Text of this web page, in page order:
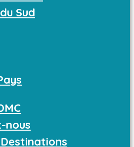
Sud
nous